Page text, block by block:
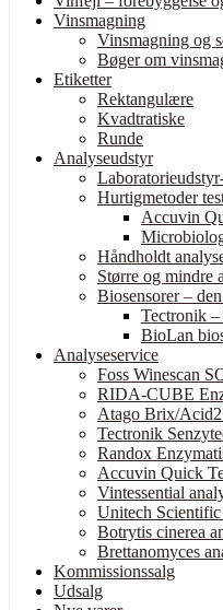
Vinsmagning
Vinsmagning og
Bøger om
Etiketter
Rektangulære
Kvadtratiske
Runde
Analyseudstyr
Hurtigmetoder
Accuvin
Håndholdt
Større og mindre
Biosensorer –
Tectronik –
BioLan
Analyseservice
Foss Winescan
RIDA-CUBE
Atago Brix/Acid2
Tectronik
Randox
Accuvin Quick
Vintessential
Unitech
Botrytis cinerea
Brettanomyces
Kommissionssalg
Udsalg